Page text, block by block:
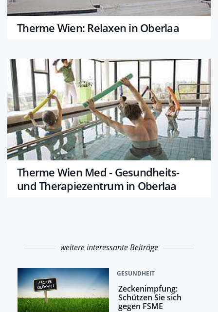
Therme Wien: Relaxen in Oberlaa
Therme Wien Med - Gesundheits-
und Therapiezentrum in Oberlaa
weitere interessante Beiträge
GESUNDHEIT
Zeckenimpfung:
Schützen Sie sich
gegen FSME